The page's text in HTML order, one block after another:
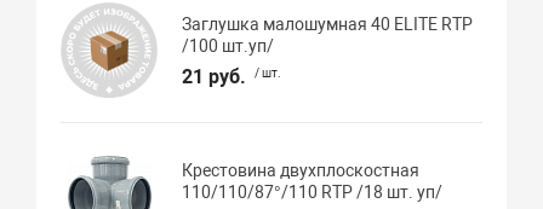
Заглушка малошумная 40 ELITE RTP
/100 шт.уп/
21 руб. / шт.
Крестовина двухплоскостная
110/110/87°/110 RTP /18 шт. уп/